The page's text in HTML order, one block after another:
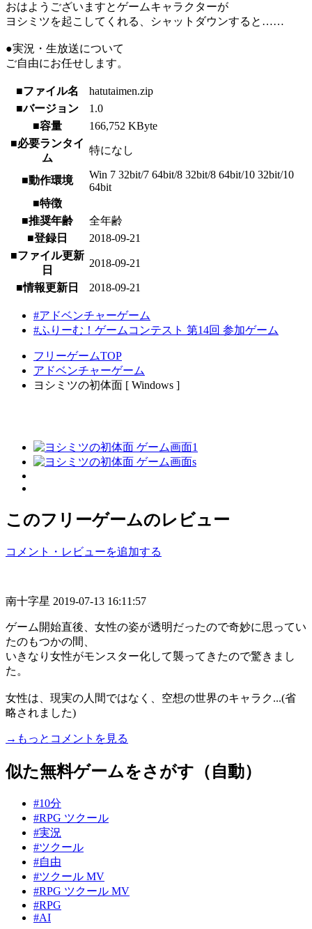
おはようございますとゲームキャラクターが
ヨシミツを起こしてくれる、シャットダウンすると……
●実況・生放送について
ご自由にお任せします。
■ファイル名
hatutaimen.zip
■バージョン
1.0
■容量
166,752 KByte
■必要ランタイ
ム
特になし
■動作環境
Win 7 32bit/7 64bit/8 32bit/8 64bit/10 32bit/10
64bit
■特徴
■推奨年齢
全年齢
■登録日
2018-09-21
■ファイル更新
日
2018-09-21
■情報更新日 2018-09-21
#アドベンチャーゲーム
#ふりーむ！ゲームコンテスト 第14回 参加ゲーム
フリーゲームTOP
アドベンチャーゲーム
ヨシミツの初体面 [ Windows ]
このフリーゲームのレビュー
コメント・レビューを追加する
南十字星 2019-07-13 16:11:57
ゲーム開始直後、女性の姿が透明だったので奇妙に思ってい
たのもつかの間、
いきなり女性がモンスター化して襲ってきたので驚きまし
た。
女性は、現実の人間ではなく、空想の世界のキャラク...(省
略されました)
→もっとコメントを見る
似た無料ゲームをさがす（自動）
#10分
#RPG ツクール
#実況
#ツクール
#自由
#ツクール MV
#RPG ツクール MV
#RPG
#AI